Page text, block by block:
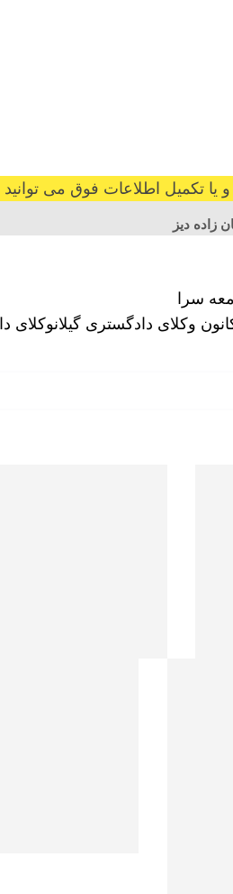
یا تکمیل اطلاعات فوق می توانید
زاده دیز
سرا
وکلای دادگستری گیلانوکلای